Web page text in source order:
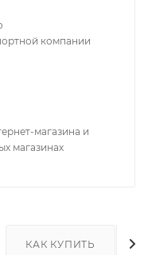
компании
магазина и
магазинах
КАК КУПИТЬ